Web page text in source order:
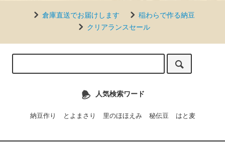
倉庫直送でお届けします
稲わらで作る納豆
クリアランスセール
人気検索ワード
納豆作り とよまさり 里のほほえみ 秘伝豆 はと麦